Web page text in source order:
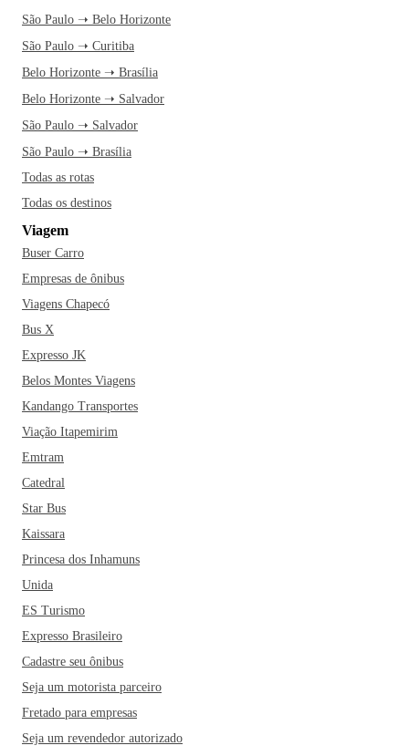
São Paulo ➝ Belo Horizonte
São Paulo ➝ Curitiba
Belo Horizonte ➝ Brasília
Belo Horizonte ➝ Salvador
São Paulo ➝ Salvador
São Paulo ➝ Brasília
Todas as rotas
Todas os destinos
Viagem
Buser Carro
Empresas de ônibus
Viagens Chapecó
Bus X
Expresso JK
Belos Montes Viagens
Kandango Transportes
Viação Itapemirim
Emtram
Catedral
Star Bus
Kaissara
Princesa dos Inhamuns
Unida
ES Turismo
Expresso Brasileiro
Cadastre seu ônibus
Seja um motorista parceiro
Fretado para empresas
Seja um revendedor autorizado